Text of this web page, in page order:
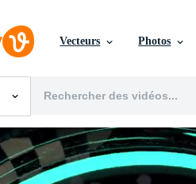
Vecteurs Photos